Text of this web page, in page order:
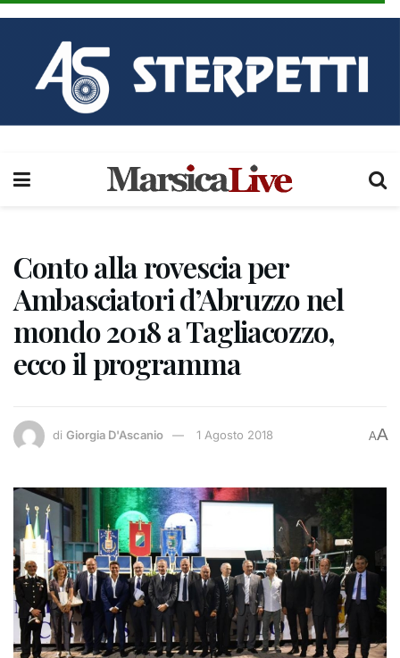
Conto alla rovescia per
Ambasciatori d’Abruzzo nel
mondo 2018 a Tagliacozzo,
ecco il programma
di Giorgia D'Ascanio 1 Agosto 2018 AA